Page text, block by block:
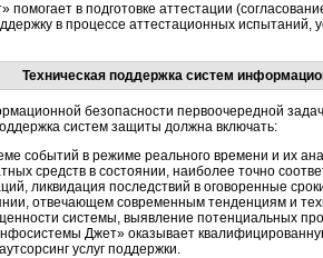
в подготовке аттестации
в процессе аттестационных испытаний,
Техническая поддержка систем
безопасности первоочередной
систем защиты должна включать:
событий в режиме реального времени и их
средств в состоянии, наиболее точно
ликвидация последствий в оговоренные
отвечающем современным тенденциям и
системы, выявление потенциальных
Джет» оказывает
услуг поддержки.